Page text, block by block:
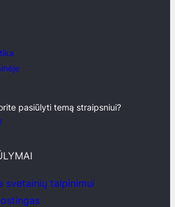
pasiūlyti temą straipsniui?
svetainių talpinimui